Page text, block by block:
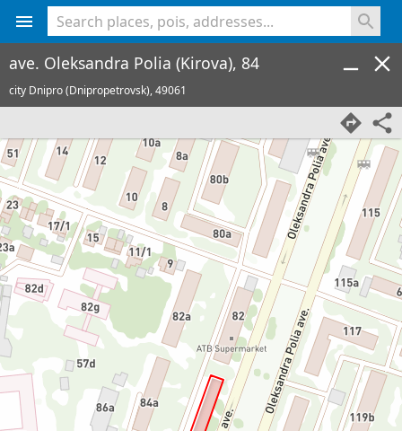
ave. Oleksandra Polia (Kirova), 84
city Dnipro (Dnipropetrovsk),49061
<% console.log(hcard) %>